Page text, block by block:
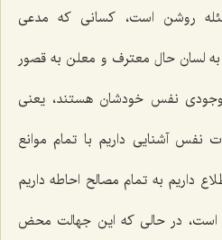
روشن است، کسانی که مدعی
به لسان حال معترف و معلن به قصور
نفس خودشان هستند، یعنی
نفس آشنایی داریم با تمام موانع
داریم به تمام مصالح احاطه داریم
است، در حالی که این جهالت محض